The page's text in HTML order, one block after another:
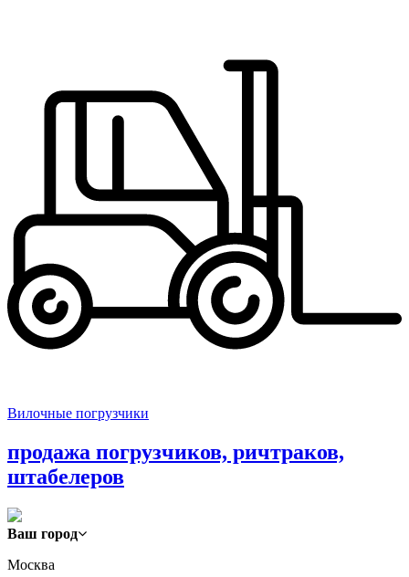
Вилочные погрузчики
продажа погрузчиков, ричтраков,
штабелеров
Ваш город
Москва